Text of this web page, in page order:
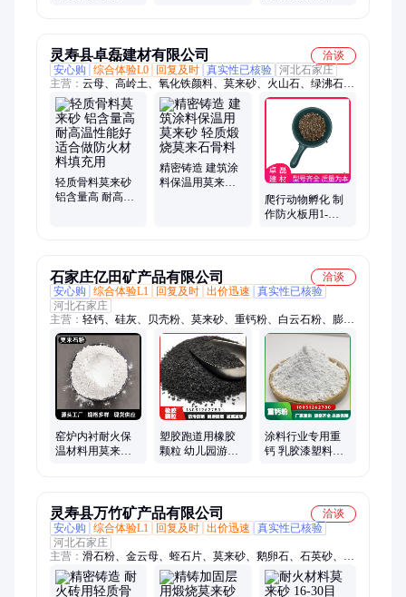
灵寿县卓磊建材有限公司
洽谈
安心购
综合体验L0 回复及时 真实性已核验 河北石家庄
主营： 云母、高岭土、氧化铁颜料、莫来砂、火山石、绿沸石、
陶瓷砂、麦饭石陶瓷球、海泡石、石墨、硅藻土、碳化稻壳、贝
壳粉、玻璃砂玻璃砂、松树皮有机覆盖物、蛭石、椰糠椰壳砖营
养土、仿瓷颗粒砂、复合岩片贝壳彩片、电气石、活性白土
轻质骨料莫来砂
铝含量高 耐高温
精密铸造 建筑涂
料保温用莫来砂
爬行动物孵化 制
作防火板用1-
石家庄亿田矿产品有限公司
洽谈
安心购
综合体验L1 回复及时 出价迅速
真实性已核验
河北石家庄
主营： 轻钙、硅灰、贝壳粉、莫来砂、重钙粉、白云石粉、膨润
土、高岭土、硅酸铝粉、滑石粉、硅酸铝纤维、煤矸石粉、石英
粉、碳酸钙、珍珠岩粉、硅藻土、玻璃粉、氧化镁、方解石粉、
火山岩、火山石、白色鹅卵石、雪花白砂、电气石粉、海泡石粉
窑炉内衬耐火保
温材料用莫来石
塑胶跑道用橡胶
颗粒 幼儿园游乐
涂料行业专用重
钙 乳胶漆塑料橡
灵寿县万竹矿产品有限公司
洽谈
安心购
综合体验L1 回复及时 出价迅速
真实性已核验
河北石家庄
主营： 滑石粉、金云母、蛭石片、莫来砂、鹅卵石、石英砂、杨
木粉、胶粘石、膨润土、蛭石粉、高铝粉、水洗沙、萤石粉、木
粉60目、30目漂珠、硅藻土、电气石、孵化蛭石、生物质颗粒、